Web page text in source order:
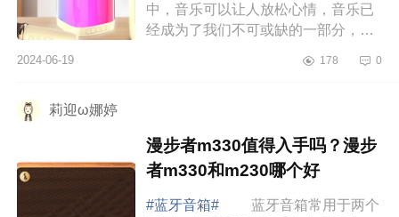
中，音乐可以让人放松心情，音乐已
经成为了我们不可或缺的一部分，而
播放出，非常之动听而又美妙的音
2024-06-19 178 0
莉迎ω娜婷
漫步者m330值得入手吗？漫步
者m330和m230哪个好
#蓝牙音箱#
蓝牙音箱常用于两个